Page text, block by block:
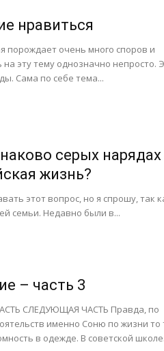
нравиться
порождает очень много споров и
эту тему однозначно непросто.
Сама по себе тема...
серых нарядах
жизнь?
этот вопрос, но я спрошу, так
семьи. Недавно были в...
– часть 3
СЛЕДУЮЩАЯ ЧАСТЬ Правда, по
именно Соню по жизни то
в одежде. В советской